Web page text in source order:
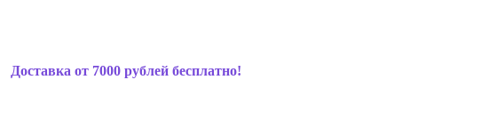
Доставка от 7000 рублей бесплатно!